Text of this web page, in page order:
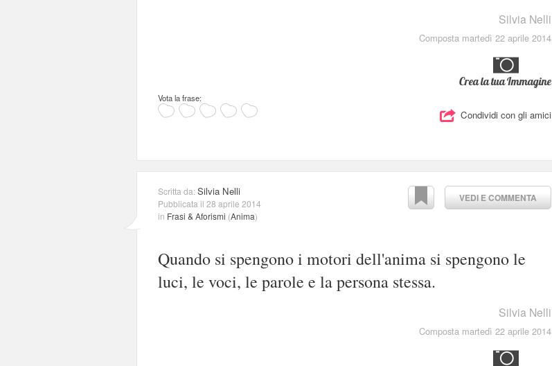
Silvia Nelli
Composta martedì 22 aprile 2014
Crea la tua Immagine
Vota la frase:
Condividi con gli amici
VEDI E COMMENTA
Scritta da:Silvia Nelli
Pubblicata il 28 aprile 2014
in Frasi & Aforismi (Anima)
Quando si spengono i motori dell'anima si spengono le
luci, le voci, le parole e la persona stessa.
Silvia Nelli
Composta martedì 22 aprile 2014